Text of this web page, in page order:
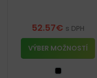
52.57€ s DPH
VÝBER MOŽNOSTÍ